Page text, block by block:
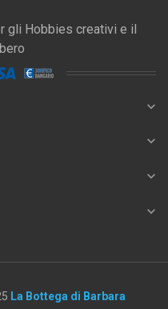
gli Hobbies creativi e il
expand_more
expand_more
expand_more
expand_more
La Bottega di Barbara